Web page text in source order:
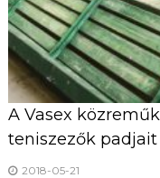
A Vasex
teniszezők padjait
2018-05-21